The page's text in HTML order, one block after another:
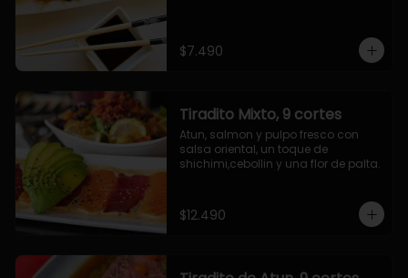
$7.490
Tiradito Mixto, 9 cortes
Atun, salmon y pulpo fresco con
salsa oriental, un toque de
shichimi,cebollin y una flor de palta.
$12.490